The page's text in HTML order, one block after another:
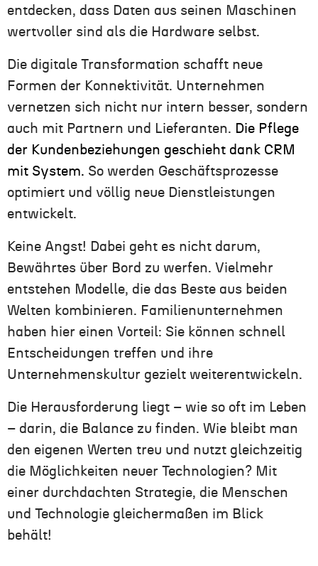
entdecken, dass Daten aus seinen Maschinen
wertvoller sind als die Hardware selbst.
Die digitale Transformation schafft neue
Formen der Konnektivität. Unternehmen
vernetzen sich nicht nur intern besser, sondern
auch mit Partnern und Lieferanten. Die Pflege
der Kundenbeziehungen geschieht dank CRM
mit System. So werden Geschäftsprozesse
optimiert und völlig neue Dienstleistungen
entwickelt.
Keine Angst! Dabei geht es nicht darum,
Bewährtes über Bord zu werfen. Vielmehr
entstehen Modelle, die das Beste aus beiden
Welten kombinieren. Familienunternehmen
haben hier einen Vorteil: Sie können schnell
Entscheidungen treffen und ihre
Unternehmenskultur gezielt weiterentwickeln.
Die Herausforderung liegt – wie so oft im Leben
– darin, die Balance zu finden. Wie bleibt man
den eigenen Werten treu und nutzt gleichzeitig
die Möglichkeiten neuer Technologien? Mit
einer durchdachten Strategie, die Menschen
und Technologie gleichermaßen im Blick
behält!